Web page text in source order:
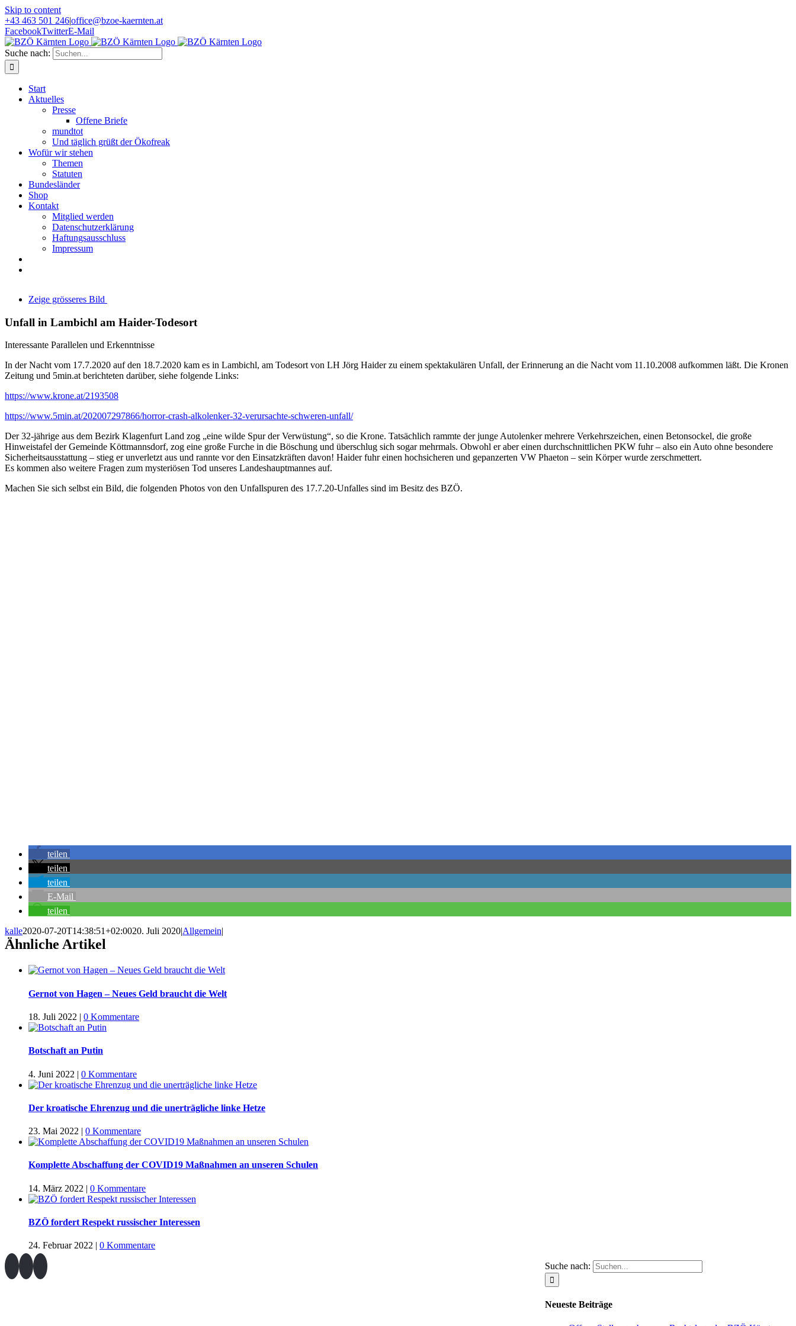
Skip to content
+43 463 501 246|office@bzoe-kaernten.at
FacebookTwitterE-Mail
Suche nach:
Start
Aktuelles
Presse
Offene Briefe
mundtot
Und täglich grüßt der Ökofreak
Wofür wir stehen
Themen
Statuten
Bundesländer
Shop
Kontakt
Mitglied werden
Datenschutzerklärung
Haftungsausschluss
Impressum
Zeige grösseres Bild
Unfall in Lambichl am Haider-Todesort
Interessante Parallelen und Erkenntnisse
In der Nacht vom 17.7.2020 auf den 18.7.2020 kam es in Lambichl, am Todesort von LH Jörg Haider zu einem spektakulären Unfall, der Erinnerung an die Nacht vom 11.10.2008 aufkommen läßt. Die Kronen
Zeitung und 5min.at berichteten darüber, siehe folgende Links:
https://www.krone.at/2193508
https://www.5min.at/202007297866/horror-crash-alkolenker-32-verursachte-schweren-unfall/
Der 32-jährige aus dem Bezirk Klagenfurt Land zog „eine wilde Spur der Verwüstung“, so die Krone. Tatsächlich rammte der junge Autolenker mehrere Verkehrszeichen, einen Betonsockel, die große
Hinweistafel der Gemeinde Köttmannsdorf, zog eine große Furche in die Böschung und überschlug sich sogar mehrmals. Obwohl er aber einen durchschnittlichen PKW fuhr – also ein Auto ohne besondere
Sicherheitsausstattung – stieg er unverletzt aus und rannte vor den Einsatzkräften davon! Haider fuhr einen hochsicheren und gepanzerten VW Phaeton – sein Körper wurde zerschmettert.
Es kommen also weitere Fragen zum mysteriösen Tod unseres Landeshauptmannes auf.
Machen Sie sich selbst ein Bild, die folgenden Photos von den Unfallspuren des 17.7.20-Unfalles sind im Besitz des BZÖ.
teilen
teilen
teilen
E-Mail
teilen
kalle2020-07-20T14:38:51+02:0020. Juli 2020|Allgemein|
Ähnliche Artikel
Gernot von Hagen – Neues Geld braucht die Welt
18. Juli 2022 | 0 Kommentare
Botschaft an Putin
4. Juni 2022 | 0 Kommentare
Der kroatische Ehrenzug und die unerträgliche linke Hetze
23. Mai 2022 | 0 Kommentare
Komplette Abschaffung der COVID19 Maßnahmen an unseren Schulen
14. März 2022 | 0 Kommentare
BZÖ fordert Respekt russischer Interessen
24. Februar 2022 | 0 Kommentare
Suche nach:
Neueste Beiträge